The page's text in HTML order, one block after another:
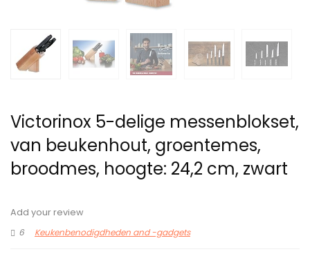
Victorinox 5-delige messenblokset,
van beukenhout, groentemes,
broodmes, hoogte: 24,2 cm, zwart
Add your review
6
Keukenbenodigdheden and -gadgets